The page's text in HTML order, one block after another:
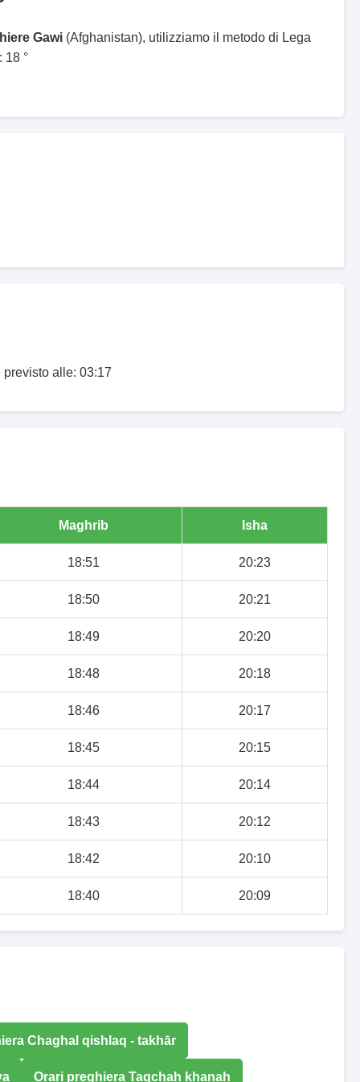
Gawi (Afghanistan), utilizziamo il metodo di Lega
18 °
alle: 03:17
Maghrib Isha
18:51 20:23
18:50 20:21
18:49 20:20
18:48 20:18
18:46 20:17
18:45 20:15
18:44 20:14
18:43 20:12
18:42 20:10
18:40 20:09
Chaghal qishlaq - takhār
Orari preghiera Taqchah khanah